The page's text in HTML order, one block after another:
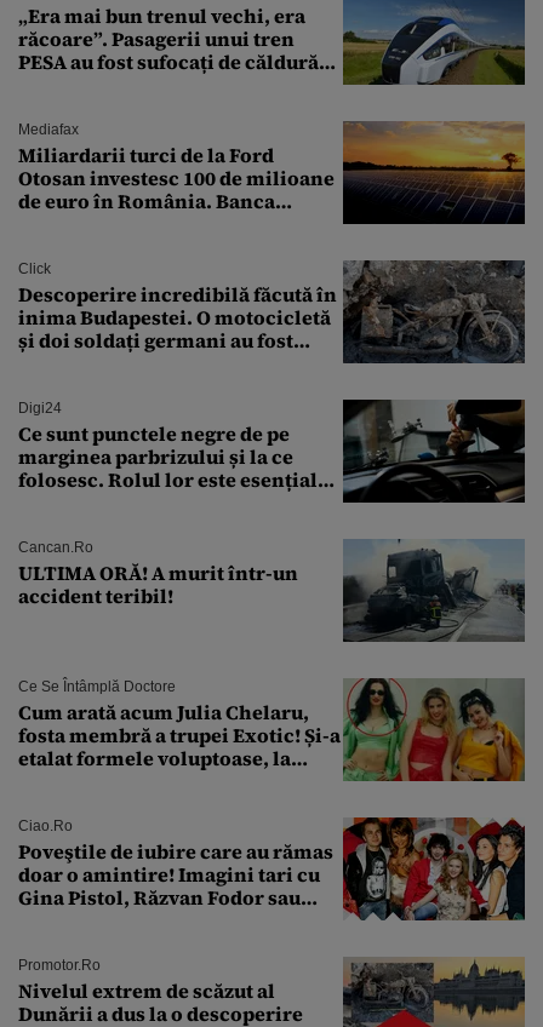
„Era mai bun trenul vechi, era
răcoare”. Pasagerii unui tren
PESA au fost sufocați de căldură
Mediafax
Miliardarii turci de la Ford
Otosan investesc 100 de milioane
de euro în România. Banca
Click
Descoperire incredibilă făcută în
inima Budapestei. O motocicletă
și doi soldați germani au fost
Digi24
Ce sunt punctele negre de pe
marginea parbrizului și la ce
folosesc. Rolul lor este esențial
Cancan.ro
ULTIMA ORĂ! A murit într-un
accident teribil!
Ce Se Întâmplă Doctore
Cum arată acum Julia Chelaru,
fosta membră a trupei Exotic! Și-a
etalat formele voluptoase, la
Ciao.ro
Poveştile de iubire care au rămas
doar o amintire! Imagini tari cu
Gina Pistol, Răzvan Fodor sau
Promotor.ro
Nivelul extrem de scăzut al
Dunării a dus la o descoperire